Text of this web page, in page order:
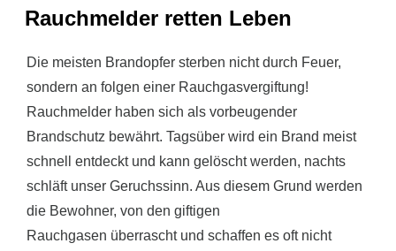
Rauchmelder retten Leben
Die meisten Brandopfer sterben nicht durch Feuer,
sondern an folgen einer Rauchgasvergiftung!
Rauchmelder haben sich als vorbeugender
Brandschutz bewährt. Tagsüber wird ein Brand meist
schnell entdeckt und kann gelöscht werden, nachts
schläft unser Geruchssinn. Aus diesem Grund werden
die Bewohner, von den giftigen
Rauchgasen überrascht und schaffen es oft nicht